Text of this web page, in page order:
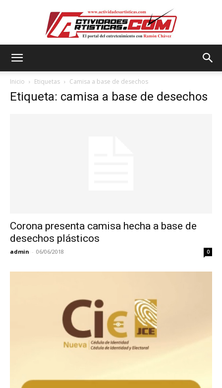
Inicio Etiquetas Camisa a base de desechos
Etiqueta: camisa a base de desechos
Corona presenta camisa hecha a base de
desechos plásticos
admin - 06/06/2018 0